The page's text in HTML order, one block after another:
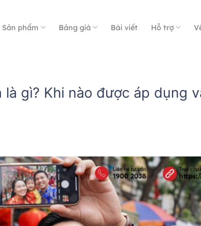
Sản phẩm Bảng giá Bài viết Hỗ trợ
gì? Khi nào được áp dụng